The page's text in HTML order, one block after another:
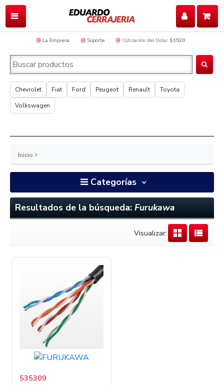
La Empresa Soporte Cotización del Dolar $1520
Chevrolet Fiat Ford Peugeot Renault
Toyota
Volkswagen
Inicio
Categorías
Resultados de la búsqueda: Furukawa
Visualizar:
535309